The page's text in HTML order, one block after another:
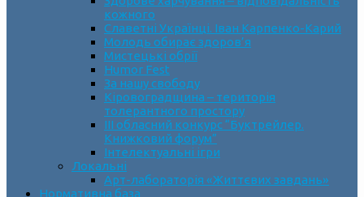
кожного
Славетні Українці. Іван Карпенко-Карий
Молодь обирає здоров’я
Мистецькі обрії
Humor Fest
За нашу свободу
Кіровоградщина – територія
толерантного простору
ІII обласний конкурс “Буктрейлер.
Книжковий форум”
Інтелектуальні ігри
Локальні
Арт-лабораторія «Життєвих завдань»
Нормативна база